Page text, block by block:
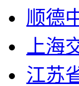
顺德
上海
江苏